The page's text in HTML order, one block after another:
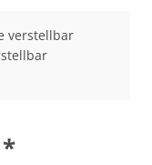
verstellbar